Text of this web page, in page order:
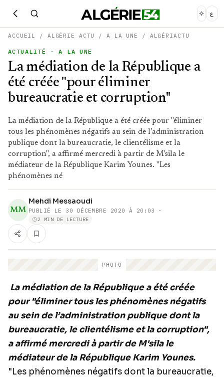
ع
ACCUEIL / ALGÉRIE ACTU /A LA UNE / ALGÉRIACTU
ACTUALITÉ · A LA UNE
La médiation de la République a
été créée ''pour éliminer
bureaucratie et corruption''
La médiation de la République a été créée pour "éliminer
tous les phénomènes négatifs au sein de l’administration
publique dont la bureaucratie, le clientélisme et la
corruption", a affirmé mercredi à partir de M'sila le
médiateur de la République Karim Younes. "Les
phénomènes né
MM
Mehdi Messaoudi
PUBLIÉ LE 30 DÉCEMBRE 2020 À 20:03 ·
2 MIN DE LECTURE
PHOTO
La médiation de la République a été créée
pour "éliminer tous les phénomènes négatifs
au sein de l’administration publique dont la
bureaucratie, le clientélisme et la corruption",
a affirmé mercredi à partir de M'sila le
médiateur de la République Karim Younes.
"Les phénomènes négatifs dont la bureaucratie,